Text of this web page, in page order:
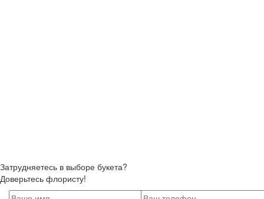
Затрудняетесь в выборе букета?
Доверьтесь флористу!